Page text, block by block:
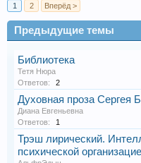
1
2 Вперёд >
Предыдущие темы
Библиотека
Тетя Нюра
Ответов:
2
Духовная проза Сергея
Диана Евгеньевна
Ответов:
1
Трэш лирический.
психической